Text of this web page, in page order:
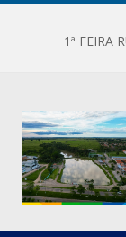
1ª FEIRA